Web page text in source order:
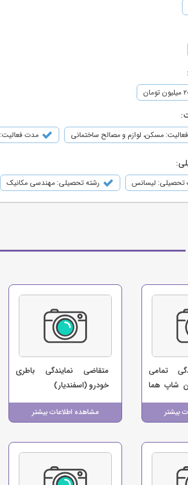
مسکن، لوازم و مصالح ساختمانی مدت فعالیت: 5 سال
تحصیلی: لیسانس رشته تحصیلی: مهندسی مکانیک
بیشتر
تمامی
شاپ هما
مشاهده اطلاعات بیشتر
متقاضی نمایندگی باطری
خودرو (اسفندیار)